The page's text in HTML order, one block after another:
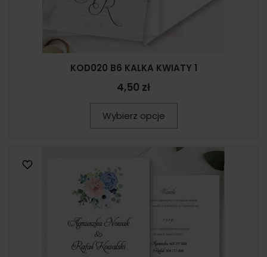
KOD020 B6 KALKA KWIATY 1
4,50 zł
Wybierz opcje